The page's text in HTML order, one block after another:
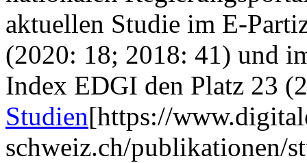
aktuellen Studie im E-
(2020: 18; 2018: 41) und
Index EDGI den Platz 23
Studien[https://
schweiz.ch/publikationen/